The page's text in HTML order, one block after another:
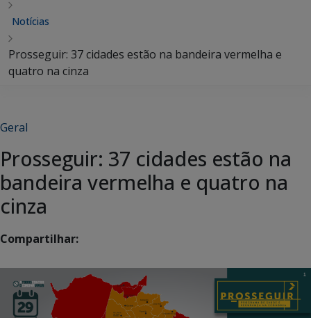
Notícias
Prosseguir: 37 cidades estão na bandeira vermelha e
quatro na cinza
Geral
Prosseguir: 37 cidades estão na
bandeira vermelha e quatro na
cinza
Compartilhar: